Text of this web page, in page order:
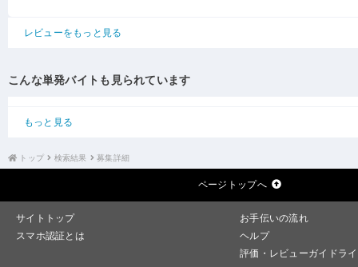
レビューをもっと見る
こんな単発バイトも見られています
もっと見る
トップ 検索結果 募集詳細
ページトップへ
サイトトップ
お手伝いの流れ
スマホ認証とは
ヘルプ
評価・レビューガイドラ